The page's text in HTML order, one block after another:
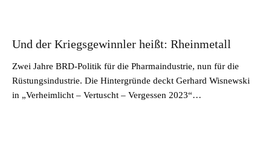
Und der Kriegsgewinnler heißt: Rheinmetall
Zwei Jahre BRD-Politik für die Pharmaindustrie, nun für die
Rüstungsindustrie. Die Hintergründe deckt Gerhard Wisnewski
in „Verheimlicht – Vertuscht – Vergessen 2023“…